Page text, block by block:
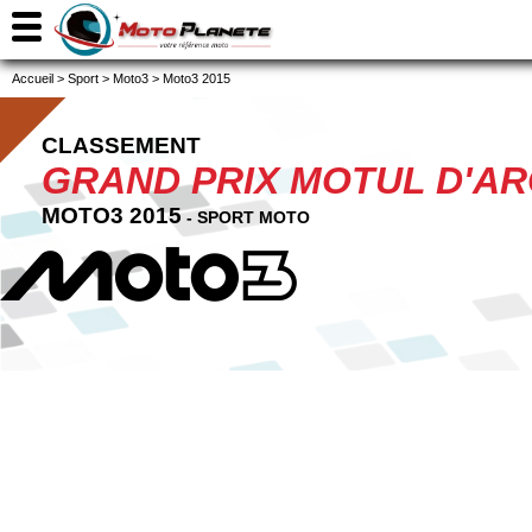
Accueil > Sport > Moto3 > Moto3 2015
CLASSEMENT
GRAND PRIX MOTUL
MOTO3 2015- SPORT MOTO